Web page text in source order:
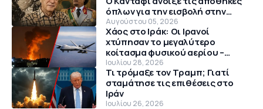
όπλων για την εισβολή στην
Κύπρο το 1974
Αυγούστου 05, 2026
Χάος στο Ιράκ: Οι Ιρανοί
χτύπησαν το μεγαλύτερο
κοίτασμα φυσικού αερίου –
Θρίλερ με αμερικανικό MQ-9
Reaper
Ιουλίου 28, 2026
Τι τρόμαξε τον Τραμπ; Γιατί
σταμάτησε τις επιθέσεις στο
Ιράν
Ιουλίου 26, 2026